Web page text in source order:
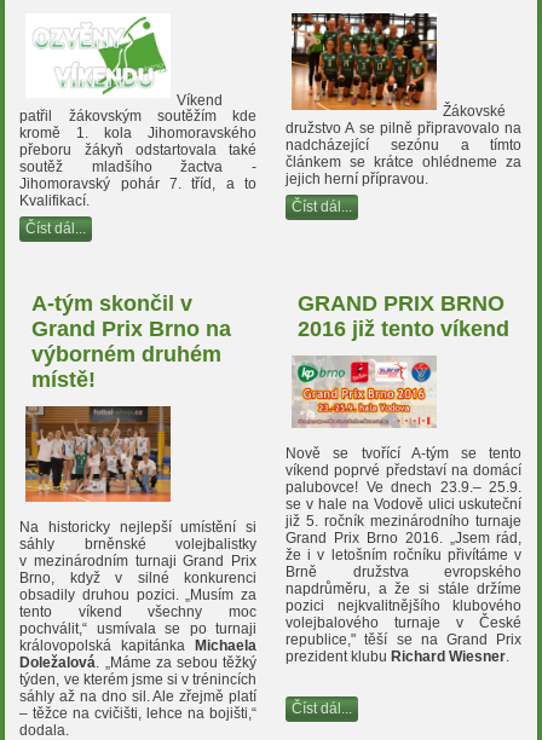
Víkend
patřil žákovským soutěžím kde
kromě 1. kola Jihomoravského
přeboru žákyň odstartovala také
soutěž mladšího žactva -
Jihomoravský pohár 7. tříd, a to
Kvalifikací.
Číst dál...
Žákovské
družstvo A se pilně připravovalo na
nadcházející sezónu a tímto
článkem se krátce ohlédneme za
jejich herní přípravou.
Číst dál...
A-tým skončil v
Grand Prix Brno na
výborném druhém
místě!
Na historicky nejlepší umístění si
sáhly brněnské volejbalistky
v mezinárodním turnaji Grand Prix
Brno, když v silné konkurenci
obsadily druhou pozici. „Musím za
tento víkend všechny moc
pochválit,“ usmívala se po turnaji
královopolská kapitánka
Michaela
Doležalová. „Máme za sebou těžký
týden, ve kterém jsme si v trénincích
sáhly až na dno sil. Ale zřejmě platí
– těžce na cvičišti, lehce na bojišti,“
dodala.
GRAND PRIX BRNO
2016 již tento víkend
Nově se tvořící A-tým se tento
víkend poprvé představí na domácí
palubovce! Ve dnech 23.9.– 25.9.
se v hale na Vodově ulici uskuteční
již 5. ročník mezinárodního turnaje
Grand Prix Brno 2016. „Jsem rád,
že i v letošním ročníku přivítáme v
Brně družstva evropského
napdrůměru, a že si stále držíme
pozici nejkvalitnějšího klubového
volejbalového turnaje v České
republice," těší se na Grand Prix
prezident klubu Richard Wiesner.
Číst dál...